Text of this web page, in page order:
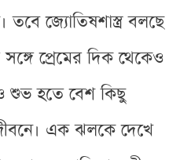
জ্যোতিষশাস্ত্র বলছে
প্রেমের দিক থেকেও
শুভ হতে বেশ কিছু
এক ঝলকে দেখে